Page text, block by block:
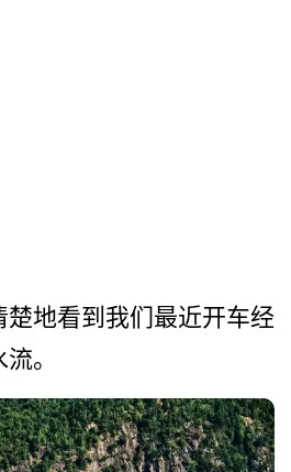
楚地看到我­们最近开车经
。